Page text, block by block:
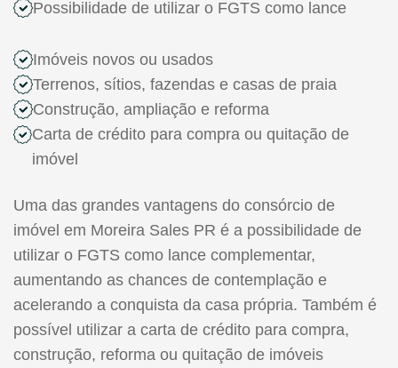
Possibilidade de utilizar o FGTS como lance
Imóveis novos ou usados
Terrenos, sítios, fazendas e casas de praia
Construção, ampliação e reforma
Carta de crédito para compra ou quitação de
imóvel
Uma das grandes vantagens do consórcio de
imóvel em Moreira Sales PR é a possibilidade de
utilizar o FGTS como lance complementar,
aumentando as chances de contemplação e
acelerando a conquista da casa própria. Também é
possível utilizar a carta de crédito para compra,
construção, reforma ou quitação de imóveis